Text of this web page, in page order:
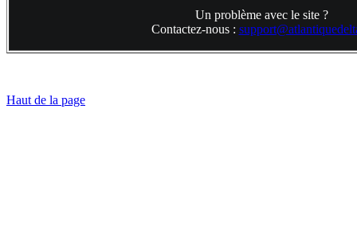
Un problème avec le site ?
Contactez-nous :
Haut de la page